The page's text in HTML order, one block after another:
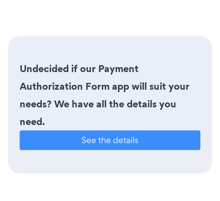
Undecided if our Payment
Authorization Form app will suit your
needs? We have all the details you
need.
See the details